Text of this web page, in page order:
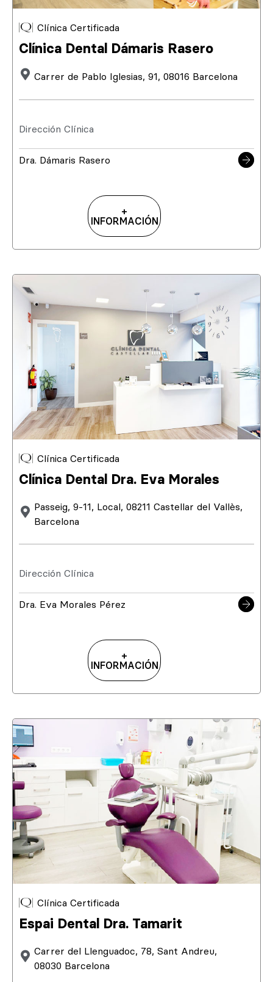
Clínica Certificada
Clínica Dental Dámaris Rasero
Carrer de Pablo Iglesias, 91, 08016 Barcelona
Dirección Clínica
Dra. Dámaris Rasero
+
INFORMACIÓN
Clínica Certificada
Clínica Dental Dra. Eva Morales
Passeig, 9-11, Local, 08211 Castellar del Vallès,
Barcelona
Dirección Clínica
Dra. Eva Morales Pérez
+
INFORMACIÓN
Clínica Certificada
Espai Dental Dra. Tamarit
Carrer del Llenguadoc, 78, Sant Andreu,
08030 Barcelona